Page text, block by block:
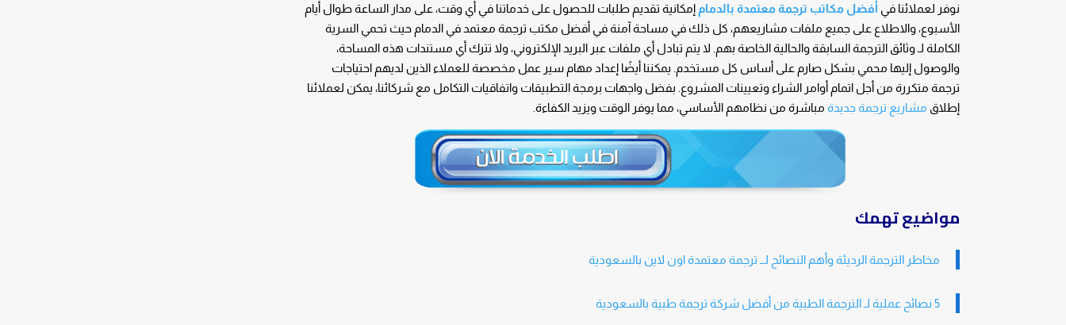
نوفر لعملائنا في أفضل مكاتب ترجمة معتمدة بالدمام إمكانية تقديم طلبات للحصول على خدماتنا في أي وقت، على مدار الساعة طوال أيام
الأسبوع، والاطلاع على جميع ملفات مشاريعهم، كل ذلك في مساحة آمنة في أفضل مكتب ترجمة معتمد في الدمام حيث تحمي السرية
الكاملة لـ وثائق الترجمة السابقة والحالية الخاصة بهم. لا يتم تبادل أي ملفات عبر البريد الإلكتروني، ولا تترك أي مستندات هذه المساحة،
والوصول إليها محمي بشكل صارم على أساس كل مستخدم. يمكننا أيضًا إعداد مهام سير عمل مخصصة للعملاء الذين لديهم احتياجات
ترجمة متكررة من أجل اتمام أوامر الشراء وتعيينات المشروع. بفضل واجهات برمجة التطبيقات واتفاقيات التكامل مع شركائنا، يمكن لعملائنا
إطلاق مشاريع ترجمة جديدة مباشرة من نظامهم الأساسي، مما يوفر الوقت ويزيد الكفاءة.
مواضيع تهمك
مخاطر الترجمة الرديئة وأهم النصائح لــ ترجمة معتمدة اون لاين بالسعودية
5 نصائح عملية لـ الترجمة الطبية من أفضل شركة ترجمة طبية بالسعودية